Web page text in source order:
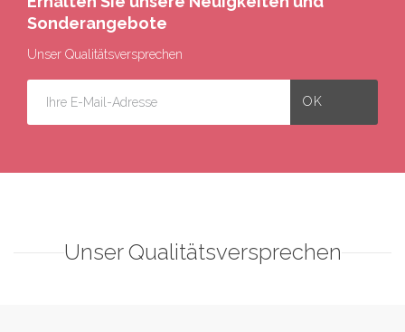
Sonderangebote
Unser Qualitätsversprechen
Unser Qualitätsversprechen